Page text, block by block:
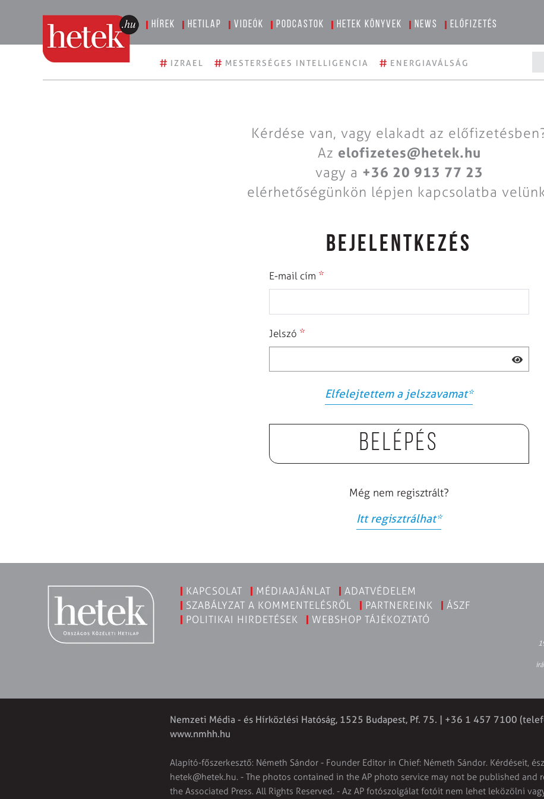
Hírek Hetilap Videók Podcastok Hetek könyvek News Előfizetés
# IZRAEL # MESTERSÉGES INTELLIGENCIA # ENERGIAVÁLSÁG
Kérdése van, vagy elakadt az
Az elofizetes@hetek.hu
vagy a +36 20 913 77 23
elérhetőségünkön lépjen kapcsolatba
BEJELENTKEZÉS
E-mail cím *
Jelszó *
Elfelejtettem a jelszavamat*
Belépés
Még nem regisztrált?
Itt regisztrálhat*
KAPCSOLAT MÉDIAAJÁNLAT
ADATVÉDELEM
SZABÁLYZAT A KOMMENTELÉSRŐL
PARTNEREINK
ÁSZF
POLITIKAI HIRDETÉSEK
WEBSHOP TÁJÉKOZTATÓ
Nemzeti Média - és Hírközlési Hatóság, 1525 Budapest, Pf. 75. | +36 1 457 7100
www.nmhh.hu
Alapító-főszerkesztő: Németh Sándor - Founder Editor in Chief: Németh Sándor. Kérdéseit,
hetek@hetek.hu. - The photos contained in the AP photo service may not be published
the Associated Press. All Rights Reserved. - Az AP fotószolgálat fotóit nem lehet leközölni